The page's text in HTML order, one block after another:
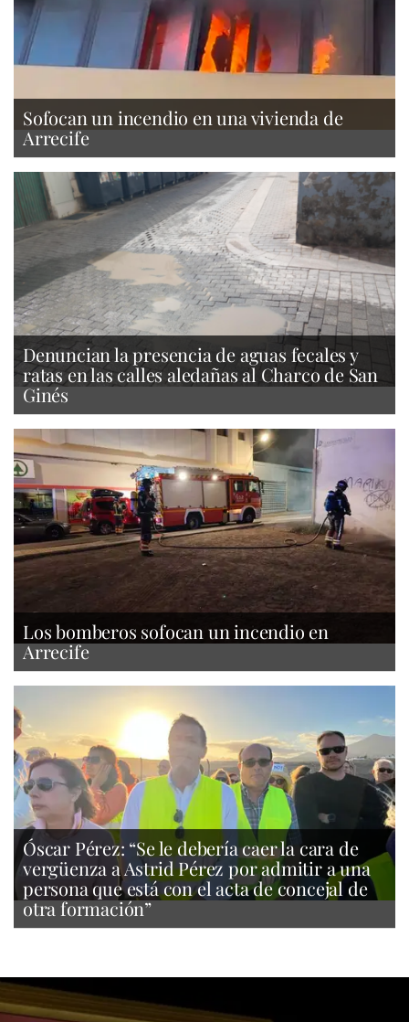
Sofocan un incendio en una vivienda de
Arrecife
Denuncian la presencia de aguas fecales y
ratas en las calles aledañas al Charco de San
Ginés
Los bomberos sofocan un incendio en
Arrecife
Óscar Pérez: “Se le debería caer la cara de
vergüenza a Astrid Pérez por admitir a una
persona que está con el acta de concejal de
otra formación”